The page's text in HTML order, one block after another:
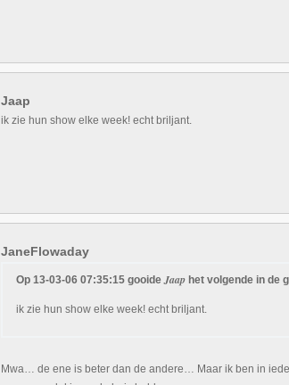
Jaap
ik zie hun show elke week! echt briljant.
JaneFlowaday
Op 13-03-06 07:35:15 gooideJaap het volgende in de
ik zie hun show elke week! echt briljant.
Mwa… de ene is beter dan de andere… Maar ik ben in